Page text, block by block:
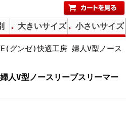
グンゼ)快適工房 婦人V型ノース
人V型ノースリーブスリーマー
大きいサイズ 小さいサイズ